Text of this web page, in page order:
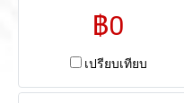
฿0
เปรียบเทียบ